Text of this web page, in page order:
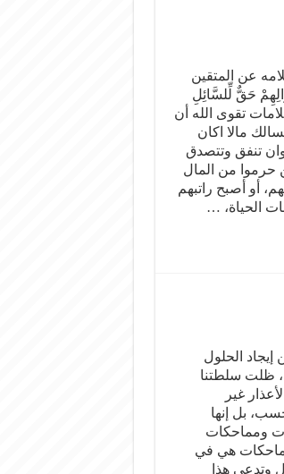
عن المتقين
حَقٌّ لِّلسَّائِلِ
تقوى الله أن
مالا اكان
وان تنفق وتتصدق
حرموا من المال
أو أصبح راتبهم
الحياة، …
إيجاد الحلول
ظلت سلطتنا
غير
بل إنها
ومماحكات
هي في
وتدعي هذا